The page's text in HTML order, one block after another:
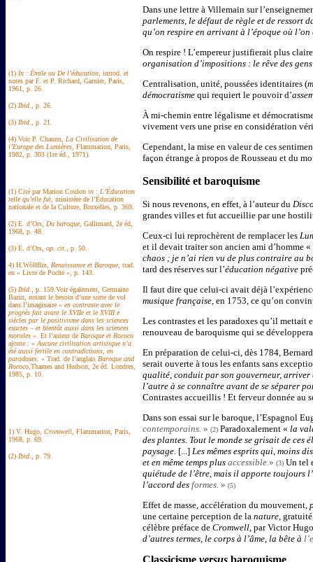
(1) In : Émile ou De l’éducation , introd. et
notes par F. et P. Richard, Garnier, Paris,
1961, p. 26.
(2) Ibid. , p. 26.
(3) Ibid. , p. 21.
(4) Voir P. Chaunu, La Civilisation de
l’Europe des Lumières , Flammarion, Paris,
1982, p. 303 (1re éd., 1971).
(1) Cité par Marion Coulon in : L’Éducation
telle qu’elle fut , ministère de l’Éducation
nationale et de la Culture, Bruxelles, p. 369.
(2) E. d’Ors, Du baroque, Gallimard, 2e éd,
1968, p. 48.
(3) E. d’Ors, op. cit. , p. 50.
4) H.Wölfflin, Renaissance et Baroque, trad.
en « Livre de Poche », p. 143.
(5) Ibid.
, p. 159.Voir également, Germaine
Bazin, notant le besoin d’une sorte de vol
dans l’imaginaire « en contraste avec le
progrès fait avant le XVIIe et le XVIII e
siècles par le positivisme dans les sciences
exactes – et bientôt aussi dans les sciences
morales ». Et l’auteur de Baroque et Rococo
ajoute : « Aucune civilisation artistique n’a
été aussi fertile en contradictions, en
paradoxes. » Trad. de l’anglais Baroque and
Rococo ,Thames and Hudson, 2e éd. Londres,
1985, p. 10.
1) V. Hugo, Cromwell , Flammarion, Paris,
1968, p. 69.
(2) Ibid. , p. 79.
Dans une lettre à Villemain sur
parlements, le défaut de règle et de ressort
qu’on respire en arrivant à l’époque où
On respire ! L’empereur justifierait plus
organisation d’impositions : le rêve des
Centralisation, unité, poussées identitaires (
démocratisme qui requiert le pouvoir d’
À mi-chemin entre légalisme et
vivement vers une prise en considération
Cependant, la mise en valeur de ces
façon étrange à propos de Rousseau et du
Sensibilité et baroquisme
Si nous revenons, en effet, à l’auteur du
grandes villes et fut accueillie par une
Ceux-ci lui reprochèrent de remplacer les
et il devait traiter son ancien ami d’homme «
chaos ; je n’ai rien vu de plus contraire au
tard des réserves sur l’éducation négative
Il faut dire que celui-ci avait déjà
musique française, en 1753, ce qu’on
Les contrastes et les paradoxes qu’il
renouveau de baroquisme qui se
En préparation de celui-ci, dès 1784,
serait ouverte à tous les enfants sans
qualité, conduit par son gouverneur, arriver
l’autre à se connaître avant de se séparer
Contrastes accueillis ! Et ferveur donnée au
Dans son essai sur le baroque, l’Espagnol
contemporains. » (2) Paradoxalement « la
des plantes. Tout le monde se grisait de ces
paysage. [...] Les mêmes esprits qui, moins
et en même temps plus accessible.» (3) Un tel
quiétude de l’être, mais il apporte toujours
l’accord des formes. » (5)
Effet de masse, accélération du mouvement,
une certaine perception de la nature,
célèbre préface de Cromwell, par Victor
d’autres termes, le corps à l’âme, la bête à
Classicisme versus baroquisme